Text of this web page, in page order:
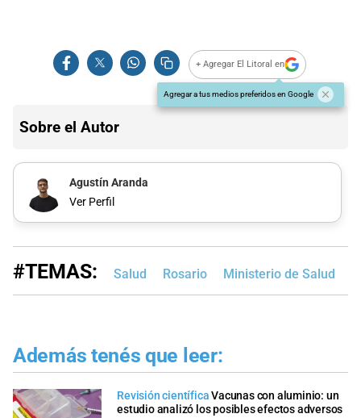
+ Agregar El Litoral en
Agregar a tus medios preferidos en Google
Sobre el Autor
Agustín Aranda
Ver Perfil
#TEMAS: Salud Rosario Ministerio de Salud
Además tenés que leer:
Revisión científicaVacunas con aluminio: un
estudio analizó los posibles efectos adversos